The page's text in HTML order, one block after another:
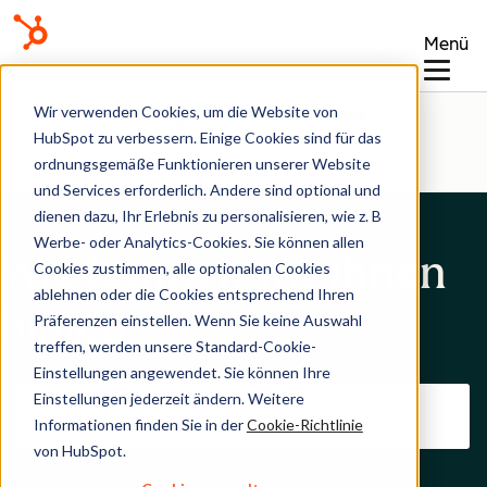
Wir verwenden Cookies, um die Website von
HubSpot zu verbessern. Einige Cookies sind für das
ordnungsgemäße Funktionieren unserer Website
und Services erforderlich. Andere sind optional und
dienen dazu, Ihr Erlebnis zu personalisieren, wie z. B
Werbe- oder Analytics-Cookies. Sie können allen
Cookies zustimmen, alle optionalen Cookies
ablehnen oder die Cookies entsprechend Ihren
Präferenzen einstellen. Wenn Sie keine Auswahl
treffen, werden unsere Standard-Cookie-
Einstellungen angewendet. Sie können Ihre
Einstellungen jederzeit ändern. Weitere
Informationen finden Sie in derCookie-Richtlinie
von HubSpot.
Menü
Hilfe-Center
Wie können wir Ihnen
helfen?